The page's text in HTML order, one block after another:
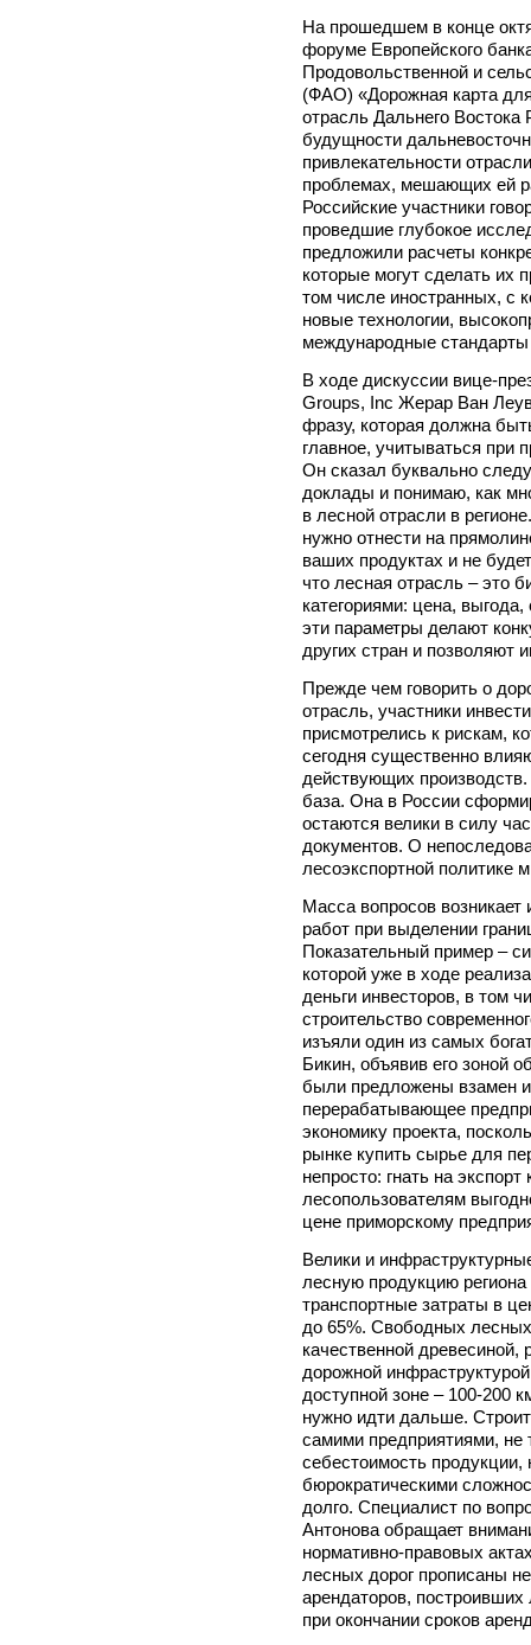
На прошедшем в конце
форуме Европейского
Продовольственной и
(ФАО) «Дорожная карта
отрасль Дальнего
будущности
привлекательности
проблемах, мешающих ей
Российские участники
проведшие глубокое
предложили расчеты
которые могут сделать их
том числе иностранных, с
новые технологии,
международные
В ходе дискуссии вице-
Groups, Inc Жерар Ван
фразу, которая должна
главное, учитываться при
Он сказал буквально
доклады и понимаю, как
в лесной отрасли в
нужно отнести на
ваших продуктах и не
что лесная отрасль – это
категориями: цена,
эти параметры делают
других стран и позволяют
Прежде чем говорить о
отрасль, участники
присмотрелись к рискам,
сегодня существенно
действующих
база. Она в России
остаются велики в силу
документов. О
лесоэкспортной политике
Масса вопросов возникает
работ при выделении
Показательный пример –
которой уже в ходе
деньги инвесторов, в том
строительство
изъяли один из самых
Бикин, объявив его зоной
были предложены взамен
перерабатывающее
экономику проекта,
рынке купить сырье для
непросто: гнать на
лесопользователям
цене приморскому
Велики и
лесную продукцию
транспортные затраты в
до 65%. Свободных
качественной древесиной,
дорожной
доступной зоне – 100-200
нужно идти дальше.
самими предприятиями, не
себестоимость
бюрократическими
долго. Специалист по
Антонова обращает
нормативно-правовых
лесных дорог прописаны
арендаторов,
при окончании сроков